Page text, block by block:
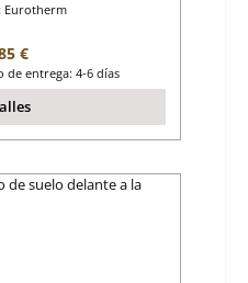
Eurotherm
normal:
€
de entrega: 4-6 días